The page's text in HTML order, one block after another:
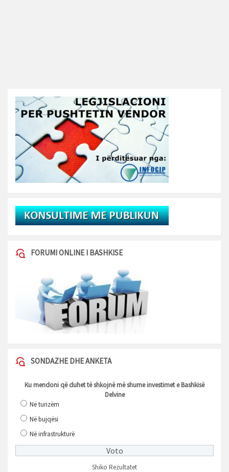
FORUMI ONLINE I BASHKISE
SONDAZHE DHE ANKETA
Ku mendoni që duhet të shkojnë më shume investimet e Bashkisë
Delvine
Në turizëm
Në bujqësi
Në infrastrukturë
Shiko Rezultatet